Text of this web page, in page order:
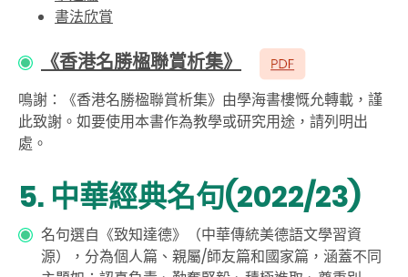
書法欣賞
《香港名勝楹聯賞析集》
鳴謝：《香港名勝楹聯賞析集》由學海書樓慨允轉載，謹
此致謝。如要使用本書作為教學或研究用途，請列明出
處。
5. 中華經典名句(2022/23)
名句選自《致知達德》（中華傳統美德語文學習資
源），分為個人篇、親屬/師友篇和國家篇，涵蓋不同